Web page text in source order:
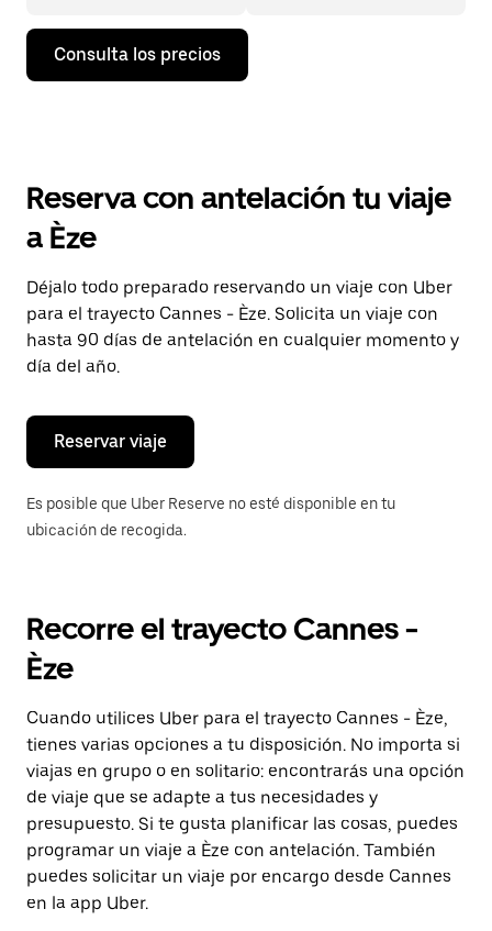
Pulsa
flecha
calendario
seleccionar
fecha.
Pulsa
el
botón
de
escape
cerrar
calendario.
Consulta los precios
Reserva con antelación tu viaje
a Èze
Déjalo todo preparado reservando un viaje con Uber
para el trayecto Cannes - Èze. Solicita un viaje con
hasta 90 días de antelación en cualquier momento y
día del año.
Reservar viaje
Es posible que Uber Reserve no esté disponible en tu
ubicación de recogida.
Recorre el trayecto Cannes -
Èze
Cuando utilices Uber para el trayecto Cannes - Èze,
tienes varias opciones a tu disposición. No importa si
viajas en grupo o en solitario: encontrarás una opción
de viaje que se adapte a tus necesidades y
presupuesto. Si te gusta planificar las cosas, puedes
programar un viaje a Èze con antelación. También
puedes solicitar un viaje por encargo desde Cannes
en la app Uber.